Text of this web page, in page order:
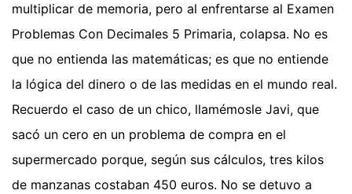
multiplicar de memoria, pero al enfrentarse al Examen
Problemas Con Decimales 5 Primaria, colapsa. No es
que no entienda las matemáticas; es que no entiende
la lógica del dinero o de las medidas en el mundo real.
Recuerdo el caso de un chico, llamémosle Javi, que
sacó un cero en un problema de compra en el
supermercado porque, según sus cálculos, tres kilos
de manzanas costaban 450 euros. No se detuvo a